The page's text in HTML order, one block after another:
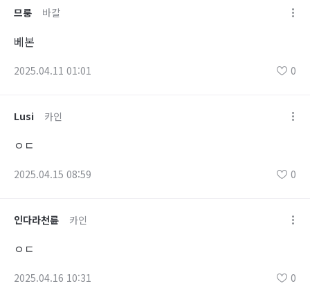
므룽 바칼
베본
2025.04.11 01:01 0
Lusi 카인
ㅇㄷ
2025.04.15 08:59 0
인다라천륜 카인
ㅇㄷ
2025.04.16 10:31 0